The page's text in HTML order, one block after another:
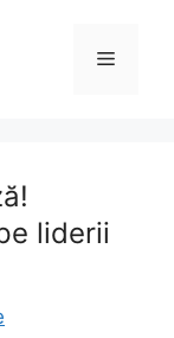
Menu
liderii